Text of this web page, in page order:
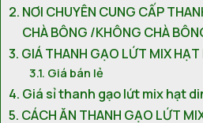
NƠI CHUYÊN CUNG CẤP
CHÀ BÔNG /KHÔNG CHÀ
GIÁ THANH GẠO LỨT MIX HẠT
Giá bán lẻ
Giá sỉ thanh gạo lứt mix hạt
CÁCH ĂN THANH GẠO LỨT